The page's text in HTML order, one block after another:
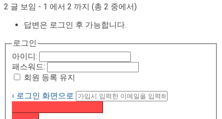
2 글 보임 - 1 에서 2 까지 (총 2 중에서)
답변은 로그인 후 가능합니다.
로그인
아이디:
패스워드:
회원 등록 유지
‹ 로그인 화면으로